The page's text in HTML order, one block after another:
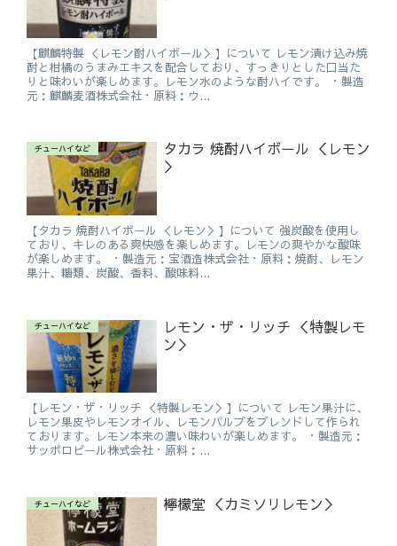
【麒麟特製 ＜レモン酎ハイボール＞】について レモン漬け込み焼
酎と柑橘のうまみエキスを配合しており、すっきりとした口当た
りと味わいが楽しめます。レモン水のような酎ハイです。 ・製造
元：麒麟麦酒株式会社・原料：ウ...
チューハイなど
タカラ 焼酎ハイボール ＜レモン
＞
【タカラ 焼酎ハイボール ＜レモン＞】について 強炭酸を使用し
ており、キレのある爽快感を楽しめます。レモンの爽やかな酸味
が楽しめます。 ・製造元：宝酒造株式会社・原料：焼酎、レモン
果汁、糖類、炭酸、香料、酸味料...
チューハイなど
レモン・ザ・リッチ ＜特製レモ
ン＞
【レモン・ザ・リッチ ＜特製レモン＞】について レモン果汁に、
レモン果皮やレモンオイル、レモンパルプをブレンドして作られ
ております。レモン本来の濃い味わいが楽しめます。 ・製造元：
サッポロビール株式会社・原料：...
チューハイなど 檸檬堂 ＜カミソリレモン＞